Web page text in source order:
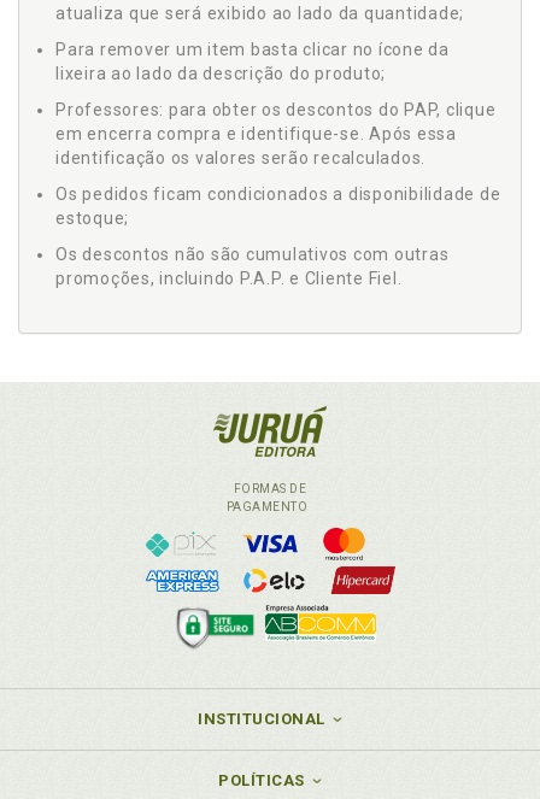
atualiza que será exibido ao lado da quantidade;
Para remover um item basta clicar no ícone da
lixeira ao lado da descrição do produto;
Professores: para obter os descontos do PAP, clique
em encerra compra e identifique-se. Após essa
identificação os valores serão recalculados.
Os pedidos ficam condicionados a disponibilidade de
estoque;
Os descontos não são cumulativos com outras
promoções, incluindo P.A.P. e Cliente Fiel.
FORMAS DE
PAGAMENTO
INSTITUCIONAL
POLÍTICAS